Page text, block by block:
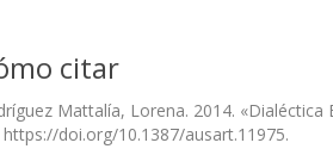
citar
Mattalía, Lorena. 2014.
https://doi.org/10.1387/ausart.11975.